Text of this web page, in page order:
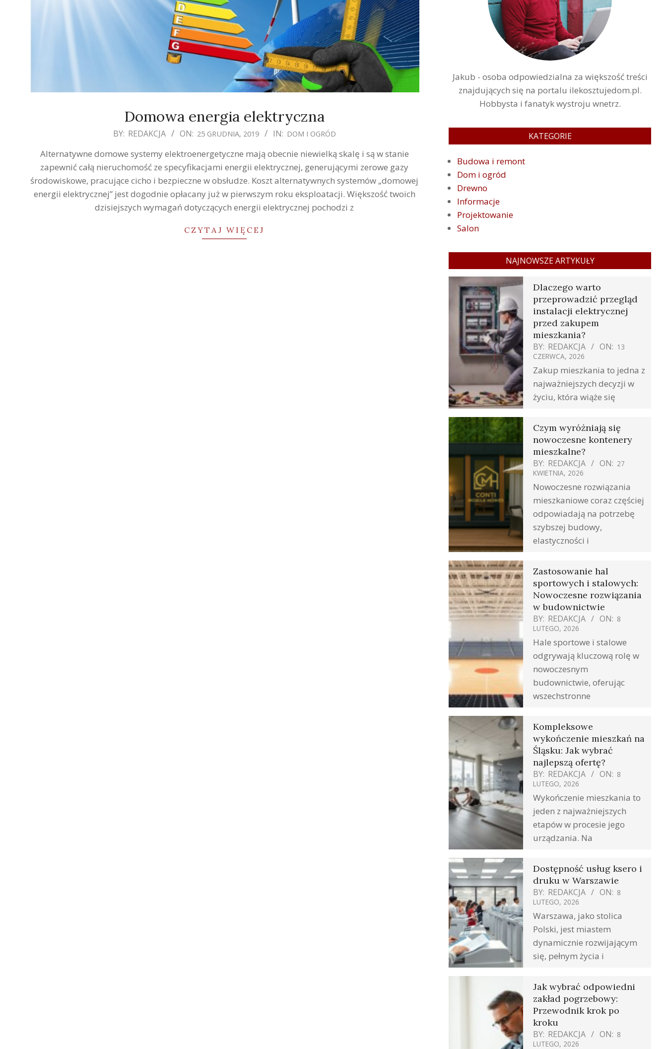
Domowa energia elektryczna
BY: REDAKCJA ON: 25 GRUDNIA, 2019 IN: DOM I OGRÓD
Alternatywne domowe systemy elektroenergetyczne mają obecnie niewielką skalę i są w stanie
zapewnić całą nieruchomość ze specyfikacjami energii elektrycznej, generującymi zerowe gazy
środowiskowe, pracujące cicho i bezpieczne w obsłudze. Koszt alternatywnych systemów „domowej
energii elektrycznej” jest dogodnie opłacany już w pierwszym roku eksploatacji. Większość twoich
dzisiejszych wymagań dotyczących energii elektrycznej pochodzi z
CZYTAJ WIĘCEJ
Jakub - osoba odpowiedzialna za większość treści
znajdujących się na portalu ilekosztujedom.pl.
Hobbysta i fanatyk wystroju wnetrz.
KATEGORIE
Budowa i remont
Dom i ogród
Drewno
Informacje
Projektowanie
Salon
NAJNOWSZE ARTYKUŁY
Dlaczego warto
przeprowadzić przegląd
instalacji elektrycznej
przed zakupem
mieszkania?
BY: REDAKCJA ON: 13
CZERWCA, 2026
Zakup mieszkania to jedna z
najważniejszych decyzji w
życiu, która wiąże się
Czym wyróżniają się
nowoczesne kontenery
mieszkalne?
BY: REDAKCJA ON: 27
KWIETNIA, 2026
Nowoczesne rozwiązania
mieszkaniowe coraz częściej
odpowiadają na potrzebę
szybszej budowy,
elastyczności i
Zastosowanie hal
sportowych i stalowych:
Nowoczesne rozwiązania
w budownictwie
BY: REDAKCJA ON: 8
LUTEGO, 2026
Hale sportowe i stalowe
odgrywają kluczową rolę w
nowoczesnym
budownictwie, oferując
wszechstronne
Kompleksowe
wykończenie mieszkań na
Śląsku: Jak wybrać
najlepszą ofertę?
BY: REDAKCJA ON: 8
LUTEGO, 2026
Wykończenie mieszkania to
jeden z najważniejszych
etapów w procesie jego
urządzania. Na
Dostępność usług ksero i
druku w Warszawie
BY: REDAKCJA ON: 8
LUTEGO, 2026
Warszawa, jako stolica
Polski, jest miastem
dynamicznie rozwijającym
się, pełnym życia i
Jak wybrać odpowiedni
zakład pogrzebowy:
Przewodnik krok po
kroku
BY: REDAKCJA ON: 8
LUTEGO, 2026